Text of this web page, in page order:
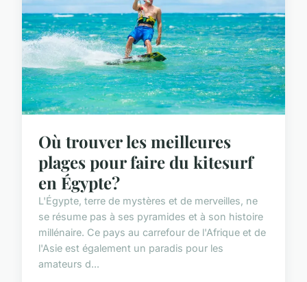
Où trouver les meilleures
plages pour faire du kitesurf
en Égypte?
L'Égypte, terre de mystères et de merveilles, ne
se résume pas à ses pyramides et à son histoire
millénaire. Ce pays au carrefour de l'Afrique et de
l'Asie est également un paradis pour les
amateurs d...